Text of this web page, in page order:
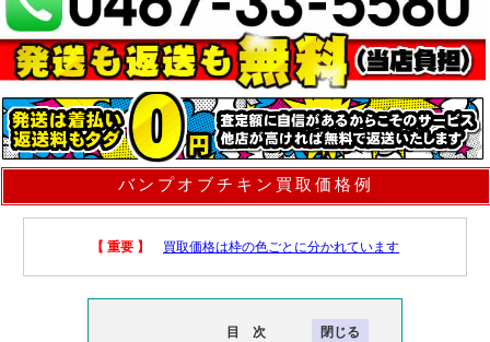
バンプオブチキン買取価格例
【 重要 】 買取価格は枠の色ごとに分かれています
目 次